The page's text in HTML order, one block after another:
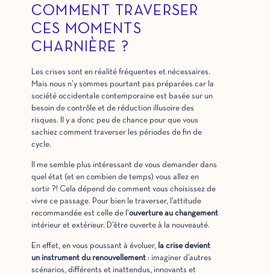
COMMENT TRAVERSER
CES MOMENTS
CHARNIÈRE ?
Les crises sont en réalité fréquentes et nécessaires.
Mais nous n’y sommes pourtant pas préparées car la
société occidentale contemporaine est basée sur un
besoin de contrôle et de réduction illusoire des
risques. Il y a donc peu de chance pour que vous
sachiez comment traverser les périodes de fin de
cycle.
Il me semble plus intéressant de vous demander dans
quel état (et en combien de temps) vous allez en
sortir ?! Cela dépend de comment vous choisissez de
vivre ce passage. Pour bien le traverser, l’attitude
recommandée est celle de l’ouverture au changement
intérieur et extérieur. D’être ouverte à la nouveauté.
En effet, en vous poussant à évoluer, la crise devient
un instrument du renouvellement: imaginer d’autres
scénarios, différents et inattendus, innovants et